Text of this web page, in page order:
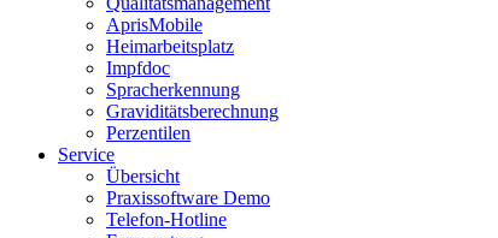
AprisMobile
Heimarbeitsplatz
Impfdoc
Spracherkennung
Graviditätsberechnung
Perzentilen
Service
Übersicht
Praxissoftware Demo
Telefon-Hotline